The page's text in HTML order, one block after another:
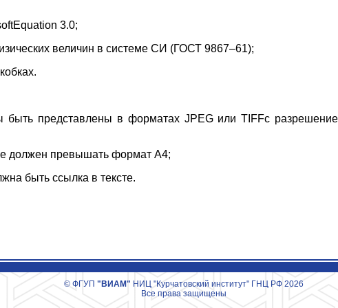
3.0;
величин в системе СИ (ГОСТ 9867–61);
представлены в форматах JPEG или TIFFс
должен превышать формат А4;
быть ссылка в тексте.
© ФГУП "ВИАМ" НИЦ "Курчатовский институт" ГНЦ РФ 2026
Все права защищены